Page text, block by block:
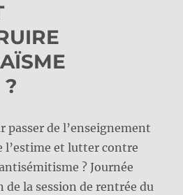
?
passer de l’enseignement
l’estime et lutter contre
? Journée
de la session de rentrée du